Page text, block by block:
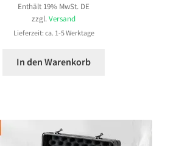
Enthält 19% MwSt. DE
zzgl. Versand
Lieferzeit: ca. 1-5 Werktage
In den Warenkorb